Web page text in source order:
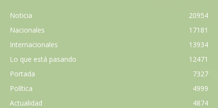
Noticia
20954
Nacionales
17181
Internacionales
13934
Lo que está pasando
12471
Portada
7327
Política
4999
Actualidad
4874